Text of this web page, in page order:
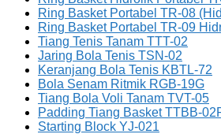
Ring Basket Portabel TR-08
Ring Basket Portabel TR-09
Tiang Tenis Tanam TTT-02
Jaring Bola Tenis TSN-02
Keranjang Bola Tenis KBTL-72
Bola Senam Ritmik RGB-19G
Tiang Bola Voli Tanam TVT-05
Padding Tiang Basket TTBB-
Starting Block YJ-021